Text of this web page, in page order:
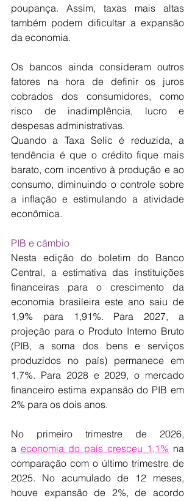
poupança. Assim, taxas mais altas
também podem dificultar a expansão
da economia.
Os bancos ainda consideram outros
fatores na hora de definir os juros
cobrados dos consumidores, como
risco de inadimplência, lucro e
despesas administrativas.
Quando a Taxa Selic é reduzida, a
tendência é que o crédito fique mais
barato, com incentivo à produção e ao
consumo, diminuindo o controle sobre
a inflação e estimulando a atividade
econômica.
PIB e câmbio
Nesta edição do boletim do Banco
Central, a estimativa das instituições
financeiras para o crescimento da
economia brasileira este ano saiu de
1,9% para 1,91%. Para 2027, a
projeção para o Produto Interno Bruto
(PIB, a soma dos bens e serviços
produzidos no país) permanece em
1,7%. Para 2028 e 2029, o mercado
financeiro estima expansão do PIB em
2% para os dois anos.
No primeiro trimestre de 2026,
a economia do país cresceu ​1,1% na
comparação com o último trimestre de
2025. No acumulado de 12 meses,
houve expansão de 2%, de acordo